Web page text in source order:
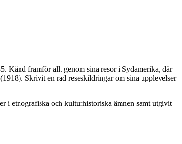
Känd framför allt genom sina resor i Sydamerika, där
Skrivit en rad reseskildringar om sina upplevelser
i etnografiska och kulturhistoriska ämnen samt utgivit